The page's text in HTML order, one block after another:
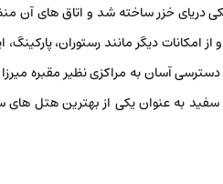
در سه طبقه در نزدیکی دریای خزر ساخته شد و
دیگر مانند رستوران، پارکینگ،
دسترسی آسان به مراکزی نظیر مقبره
به عنوان یکی از بهترین هتل‌ های